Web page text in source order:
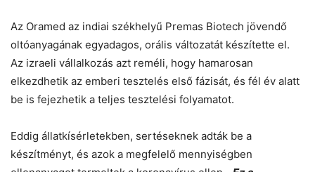
Az Oramed az indiai székhelyű Premas Biotech jövendő
oltóanyagának egyadagos, orális változatát készítette el.
Az izraeli vállalkozás azt reméli, hogy hamarosan
elkezdhetik az emberi tesztelés első fázisát, és fél év alatt
be is fejezhetik a teljes tesztelési folyamatot.
Eddig állatkísérletekben, sertéseknek adták be a
készítményt, és azok a megfelelő mennyiségben